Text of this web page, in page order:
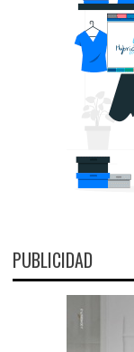
PUBLICIDAD